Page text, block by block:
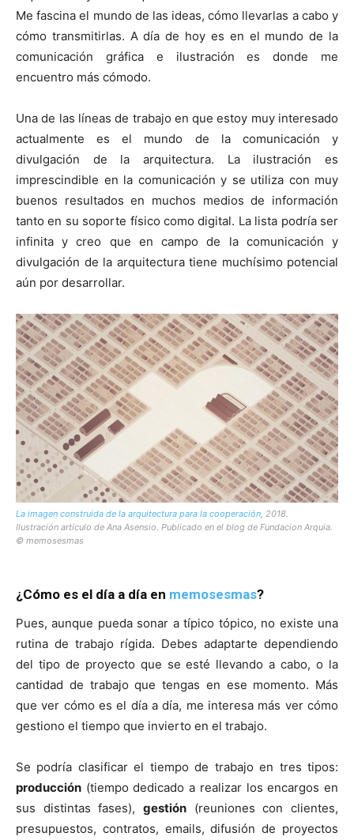
Me fascina el mundo de las ideas, cómo llevarlas a cabo y
cómo transmitirlas. A día de hoy es en el mundo de la
comunicación gráfica e ilustración es donde me
encuentro más cómodo.
Una de las líneas de trabajo en que estoy muy interesado
actualmente es el mundo de la comunicación y
divulgación de la arquitectura. La ilustración es
imprescindible en la comunicación y se utiliza con muy
buenos resultados en muchos medios de información
tanto en su soporte físico como digital. La lista podría ser
infinita y creo que en campo de la comunicación y
divulgación de la arquitectura tiene muchísimo potencial
aún por desarrollar.
La imagen construida de la arquitectura para la cooperación, 2018.
Ilustración artículo de Ana Asensio. Publicado en el blog de Fundacion Arquia.
© memosesmas
¿Cómo es el día a día en memosesmas?
Pues, aunque pueda sonar a típico tópico, no existe una
rutina de trabajo rígida. Debes adaptarte dependiendo
del tipo de proyecto que se esté llevando a cabo, o la
cantidad de trabajo que tengas en ese momento. Más
que ver cómo es el día a día, me interesa más ver cómo
gestiono el tiempo que invierto en el trabajo.
Se podría clasificar el tiempo de trabajo en tres tipos:
producción (tiempo dedicado a realizar los encargos en
sus distintas fases), gestión (reuniones con clientes,
presupuestos, contratos, emails, difusión de proyectos